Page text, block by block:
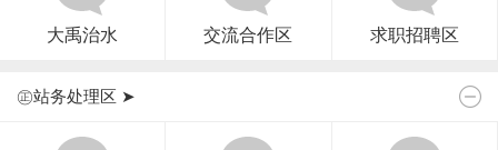
大禹治水 交流合作区 求职招聘区
㊣站务处理区 ➤